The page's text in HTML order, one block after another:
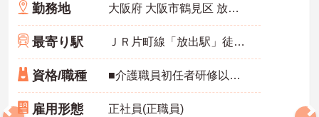
勤務地 大阪府 大阪市鶴見区 放出東2丁目4番1号
最寄り駅 ＪＲ片町線「放出駅」徒歩10分
資格/職種 ■介護職員初任者研修以上の介護資格をお持ちの方 ■経験不問
雇用形態 正社員(正職員)